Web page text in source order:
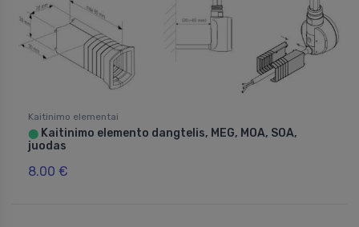
Kaitinimo elementai
⬤ Kaitinimo elemento dangtelis, MEG, MOA, SOA,
juodas
8.00 €